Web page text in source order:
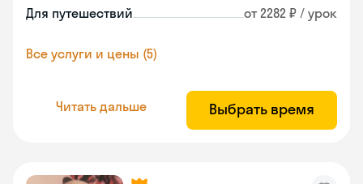
Для путешествий от 2282 ₽ / урок
Все услуги и цены (5)
Читать дальше Выбрать время